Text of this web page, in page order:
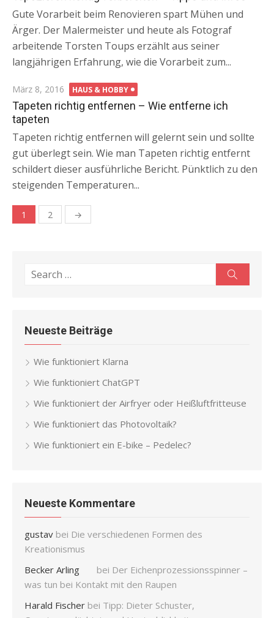
Gute Vorarbeit beim Renovieren spart Mühen und
Ärger. Der Malermeister und heute als Fotograf
arbeitende Torsten Toups erzählt aus seiner
langjährigen Erfahrung, wie die Vorarbeit zum...
Posted
on
März 8, 2016 HAUS & HOBBY
Tapeten richtig entfernen – Wie entferne ich
tapeten
Tapeten richtig entfernen will gelernt sein und sollte
gut überlegt sein. Wie man Tapeten richtig entfernt
schildert dieser ausführliche Bericht. Pünktlich zu den
steigenden Temperaturen...
Beitragsnavigation
1 2 →
Search
Neueste Beiträge
Wie funktioniert Klarna
Wie funktioniert ChatGPT
Wie funktioniert der Airfryer oder Heißluftfritteuse
Wie funktioniert das Photovoltaik?
Wie funktioniert ein E-bike – Pedelec?
Neueste Kommentare
gustav bei Die verschiedenen Formen des
Kreationismus
Becker Arling
bei Der Eichenprozessionsspinner –
was tun bei Kontakt mit den Raupen
Harald Fischer bei Tipp: Dieter Schuster,